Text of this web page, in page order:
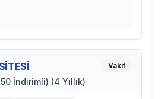
İndirimli) (4 Yıllık)
Vakıf